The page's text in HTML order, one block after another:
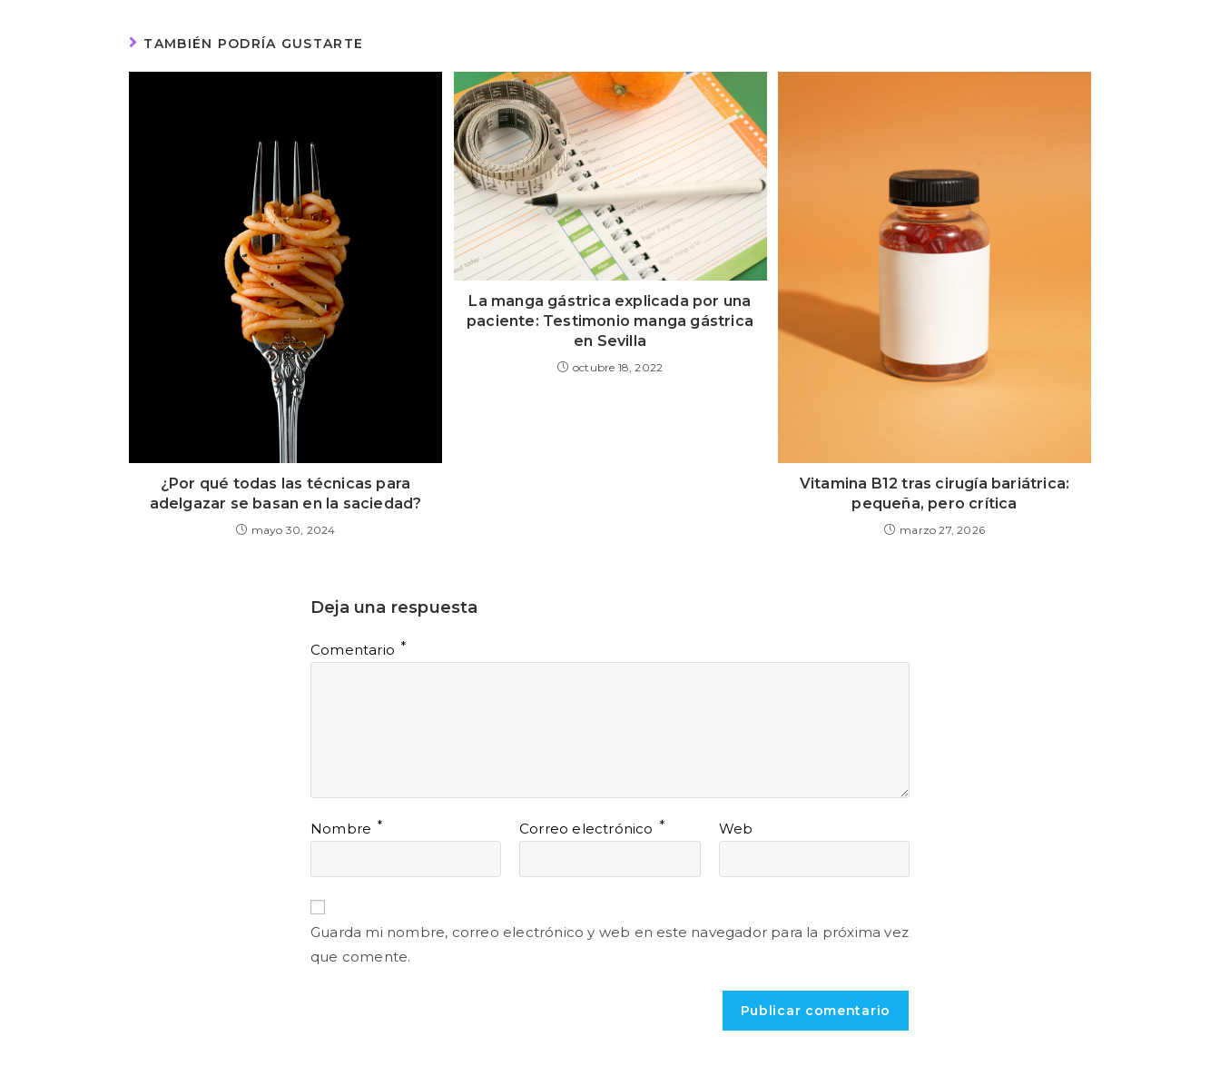
TAMBIÉN PODRÍA GUSTARTE
¿Por qué todas las técnicas para
adelgazar se basan en la saciedad?
mayo 30, 2024
La manga gástrica explicada por una
paciente: Testimonio manga gástrica
en Sevilla
octubre 18, 2022
Vitamina B12 tras cirugía bariátrica:
pequeña, pero crítica
marzo 27, 2026
Deja una respuesta
Comentario *
Nombre * Correo electrónico * Web
Guarda mi nombre, correo electrónico y web en este navegador para la próxima vez
que comente.